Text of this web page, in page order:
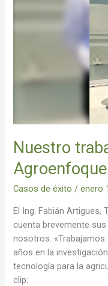
Nuestro
Agroenfoque
Casos de éxito /enero
El Ing. Fabián Artigues,
cuenta brevemente
nosotros.
años en la
tecnología para la
clip:
junto